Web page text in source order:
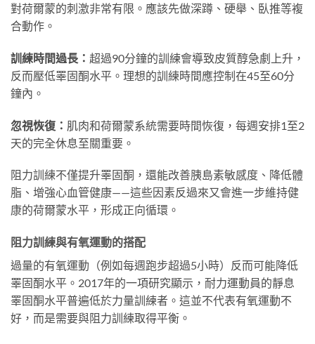
對荷爾蒙的刺激非常有限。應該先做深蹲、硬舉、臥推等複
合動作。
訓練時間過長： 超過90分鐘的訓練會導致皮質醇急劇上升，
反而壓低睪固酮水平。理想的訓練時間應控制在45至60分
鐘內。
忽視恢復： 肌肉和荷爾蒙系統需要時間恢復，每週安排1至2
天的完全休息至關重要。
阻力訓練不僅提升睪固酮，還能改善胰島素敏感度、降低體
脂、增強心血管健康——這些因素反過來又會進一步維持健
康的荷爾蒙水平，形成正向循環。
阻力訓練與有氧運動的搭配
過量的有氧運動（例如每週跑步超過5小時）反而可能降低
睪固酮水平。2017年的一項研究顯示，耐力運動員的靜息
睪固酮水平普遍低於力量訓練者。這並不代表有氧運動不
好，而是需要與阻力訓練取得平衡。